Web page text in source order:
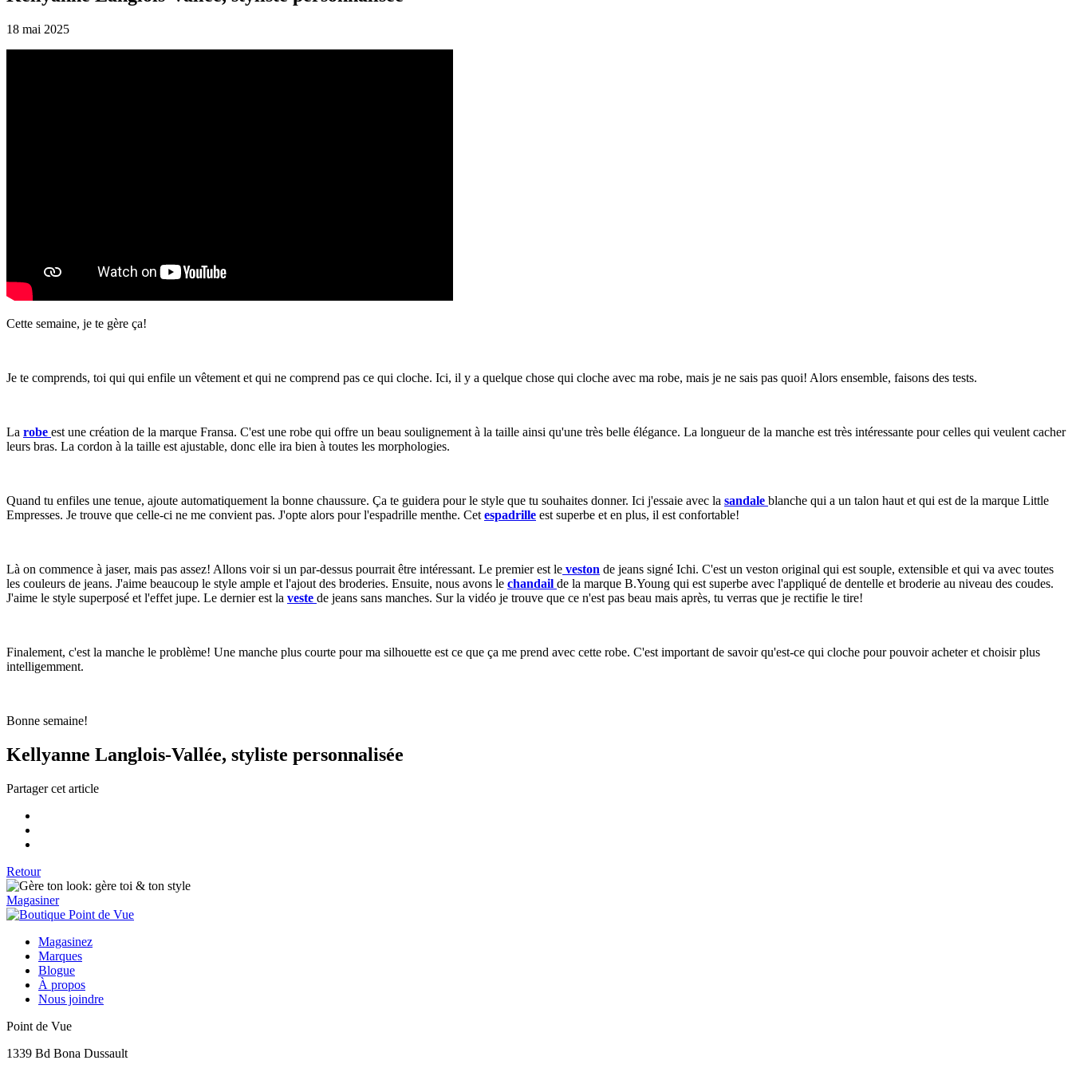
18 mai 2025
Cette semaine, je te gère ça!
Je te comprends, toi qui qui enfile un vêtement et qui ne comprend pas ce qui cloche. Ici, il y a quelque chose qui cloche avec ma robe, mais je ne sais pas quoi! Alors ensemble, faisons des tests.
La robe est une création de la marque Fransa. C'est une robe qui offre un beau soulignement à la taille ainsi qu'une très belle élégance. La longueur de la manche est très intéressante pour celles qui veulent cacher
leurs bras. La cordon à la taille est ajustable, donc elle ira bien à toutes les morphologies.
Quand tu enfiles une tenue, ajoute automatiquement la bonne chaussure. Ça te guidera pour le style que tu souhaites donner. Ici j'essaie avec la sandale blanche qui a un talon haut et qui est de la marque Little
Empresses. Je trouve que celle-ci ne me convient pas. J'opte alors pour l'espadrille menthe. Cet espadrille est superbe et en plus, il est confortable!
Là on commence à jaser, mais pas assez! Allons voir si un par-dessus pourrait être intéressant. Le premier est le veston de jeans signé Ichi. C'est un veston original qui est souple, extensible et qui va avec toutes
les couleurs de jeans. J'aime beaucoup le style ample et l'ajout des broderies. Ensuite, nous avons le chandail de la marque B.Young qui est superbe avec l'appliqué de dentelle et broderie au niveau des coudes.
J'aime le style superposé et l'effet jupe. Le dernier est la veste de jeans sans manches. Sur la vidéo je trouve que ce n'est pas beau mais après, tu verras que je rectifie le tire!
Finalement, c'est la manche le problème! Une manche plus courte pour ma silhouette est ce que ça me prend avec cette robe. C'est important de savoir qu'est-ce qui cloche pour pouvoir acheter et choisir plus
intelligemment.
Bonne semaine!
Kellyanne Langlois-Vallée, styliste personnalisée
Partager cet article
Retour
Magasiner
Magasinez
Marques
Blogue
À propos
Nous joindre
Point de Vue
1339 Bd Bona Dussault